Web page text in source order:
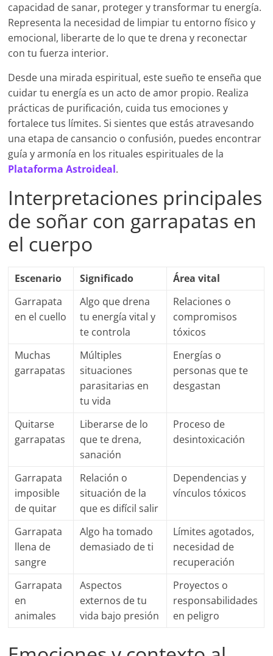
capacidad de sanar, proteger y transformar tu energía.
Representa la necesidad de limpiar tu entorno físico y
emocional, liberarte de lo que te drena y reconectar
con tu fuerza interior.
Desde una mirada espiritual, este sueño te enseña que
cuidar tu energía es un acto de amor propio. Realiza
prácticas de purificación, cuida tus emociones y
fortalece tus límites. Si sientes que estás atravesando
una etapa de cansancio o confusión, puedes encontrar
guía y armonía en los rituales espirituales de la
Plataforma Astroideal.
Interpretaciones principales
de soñar con garrapatas en
el cuerpo
Escenario Significado
Área vital
Garrapata
en el cuello
Algo que drena
tu energía vital y
te controla
Relaciones o
compromisos
tóxicos
Muchas
garrapatas
Múltiples
situaciones
parasitarias en
tu vida
Energías o
personas que te
desgastan
Quitarse
garrapatas
Liberarse de lo
que te drena,
sanación
Proceso de
desintoxicación
Garrapata
imposible
de quitar
Relación o
situación de la
que es difícil salir
Dependencias y
vínculos tóxicos
Garrapata
llena de
sangre
Algo ha tomado
demasiado de ti
Límites agotados,
necesidad de
recuperación
Garrapata
en
animales
Aspectos
externos de tu
vida bajo presión
Proyectos o
responsabilidades
en peligro